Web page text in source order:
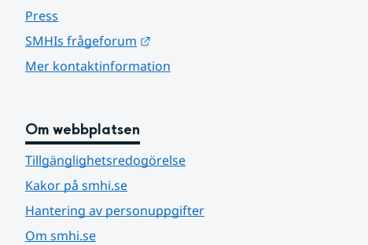
Press
SMHIs frågeforum
Mer kontaktinformation
Om webbplatsen
Tillgänglighetsredogörelse
Kakor på smhi.se
Hantering av personuppgifter
Om smhi.se